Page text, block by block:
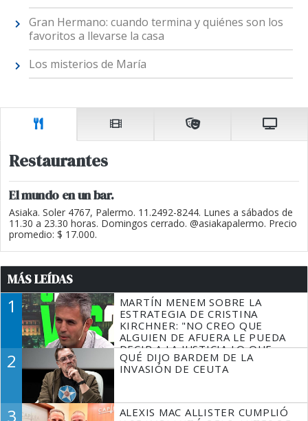
Gran Hermano: cuando termina y quiénes son los
favoritos a llevarse la casa
Los misterios de María
Restaurantes
El mundo en un bar.
Asiaka. Soler 4767, Palermo. 11.2492-8244. Lunes a sábados de
11.30 a 23.30 horas. Domingos cerrado. @asiakapalermo. Precio
promedio: $ 17.000.
MÁS LEÍDAS
1
MARTÍN MENEM SOBRE LA
ESTRATEGIA DE CRISTINA
KIRCHNER: "NO CREO QUE
ALGUIEN DE AFUERA LE PUEDA
DECIR A LA JUSTICIA LO QUE
TIENE QUE HACER"
2
QUÉ DIJO BARDEM DE LA
INVASIÓN DE CEUTA
3
ALEXIS MAC ALLISTER CUMPLIÓ